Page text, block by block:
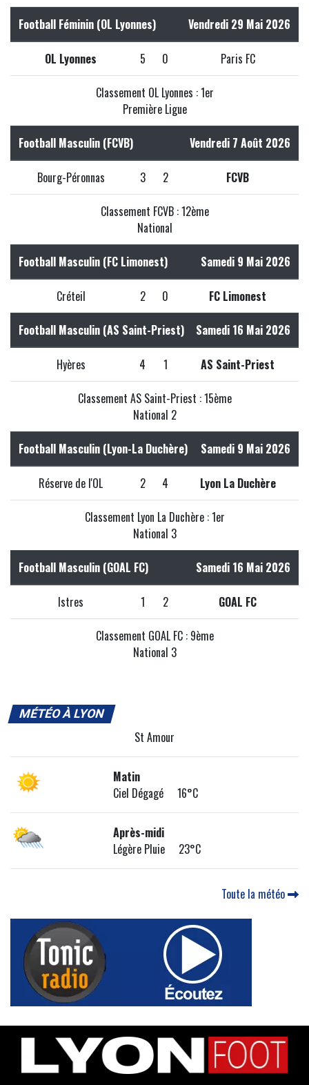
Football Féminin (OL Lyonnes) Vendredi 29 Mai 2026
OL Lyonnes 5 0 Paris FC
Classement OL Lyonnes : 1er
Première Ligue
Football Masculin (FCVB) Vendredi 7 Août 2026
Bourg-Péronnas 3 2 FCVB
Classement FCVB : 12ème
National
Football Masculin (FC Limonest) Samedi 9 Mai 2026
Créteil 2 0 FC Limonest
Football Masculin (AS Saint-Priest) Samedi 16 Mai 2026
Hyères 4 1 AS Saint-Priest
Classement AS Saint-Priest : 15ème
National 2
Football Masculin (Lyon-La Duchère) Samedi 9 Mai 2026
Réserve de l'OL 2 4 Lyon La Duchère
Classement Lyon La Duchère : 1er
National 3
Football Masculin (GOAL FC) Samedi 16 Mai 2026
Istres 1 2 GOAL FC
Classement GOAL FC : 9ème
National 3
MÉTÉO À LYON
St Amour
Matin
Ciel Dégagé 16°C
Après-midi
Légère Pluie 23°C
Toute la météo